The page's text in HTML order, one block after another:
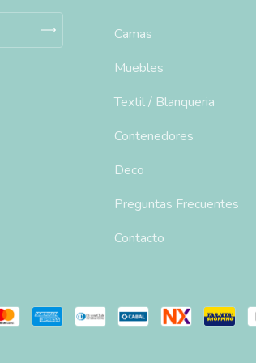
Camas
Muebles
Textil / Blanqueria
Contenedores
Deco
Preguntas Frecuentes
Contacto